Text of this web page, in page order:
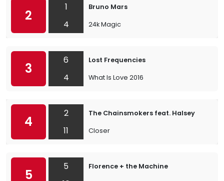
2
1
4
Bruno Mars
24k Magic
3
6
4
Lost Frequencies
What Is Love 2016
4
2
11
The Chainsmokers feat. Halsey
Closer
5
5
Florence + the Machine